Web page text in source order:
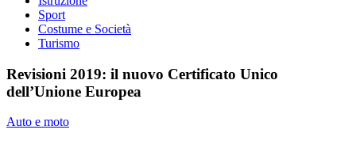
Sport
Costume e Società
Turismo
Revisioni 2019: il nuovo Certificato Unico
dell’Unione Europea
Auto e moto